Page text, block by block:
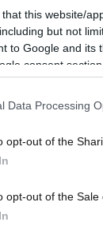
that this website/
but not
to Google and its
consent section.
Data Processing
opt-out of the
opt-out of the Sale
δρ Μάικ
μπορεί
να
ειδικά
που